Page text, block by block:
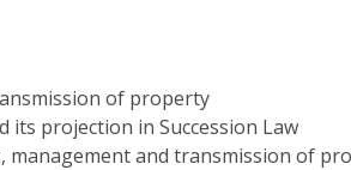
of property
its projection in Succession Law
management and transmission of